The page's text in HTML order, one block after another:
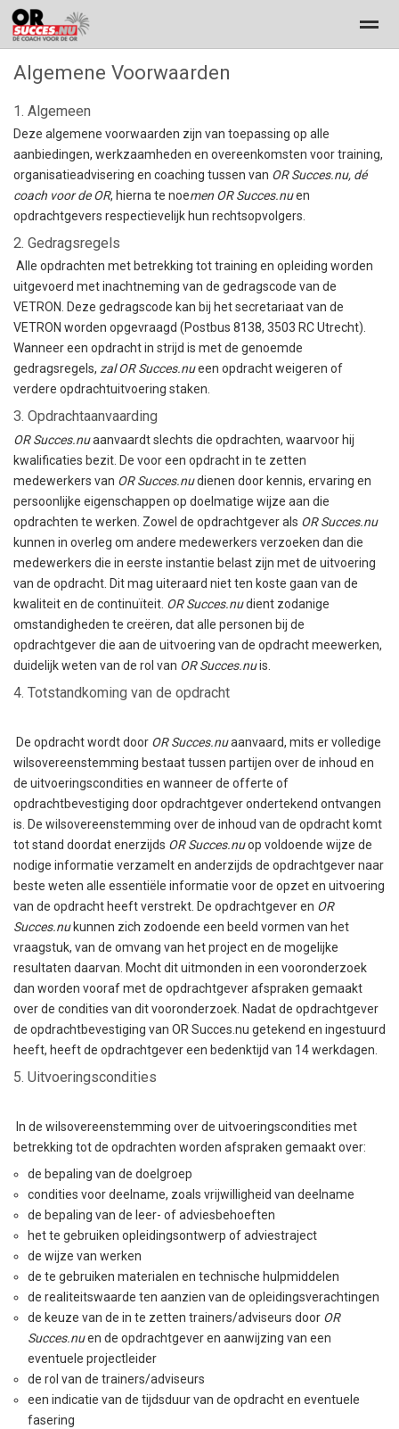
Dé coach voor de OR workscouncil
Home Nieuws Pagina's Bellen
Algemene Voorwaarden
1. Algemeen
Deze algemene voorwaarden zijn van toepassing op alle
aanbiedingen, werkzaamheden en overeenkomsten voor training,
organisatieadvisering en coaching tussen van OR Succes.nu, dé
coach voor de OR, hierna te noemen OR Succes.nuen
opdrachtgevers respectievelijk hun rechtsopvolgers.
2. Gedragsregels
Alle opdrachten met betrekking tot training en opleiding worden
uitgevoerd met inachtneming van de gedragscode van de
VETRON. Deze gedragscode kan bij het secretariaat van de
VETRON worden opgevraagd (Postbus 8138, 3503 RC Utrecht).
Wanneer een opdracht in strijd is met de genoemde
gedragsregels, zal OR Succes.nueen opdracht weigeren of
verdere opdrachtuitvoering staken.
3. Opdrachtaanvaarding
OR Succes.nuaanvaardt slechts die opdrachten, waarvoor hij
kwalificaties bezit. De voor een opdracht in te zetten
medewerkers van OR Succes.nudienen door kennis, ervaring en
persoonlijke eigenschappen op doelmatige wijze aan die
opdrachten te werken. Zowel de opdrachtgever als OR Succes.nu
kunnen in overleg om andere medewerkers verzoeken dan die
medewerkers die in eerste instantie belast zijn met de uitvoering
van de opdracht. Dit mag uiteraard niet ten koste gaan van de
kwaliteit en de continuïteit. OR Succes.nudient zodanige
omstandigheden te creëren, dat alle personen bij de
opdrachtgever die aan de uitvoering van de opdracht meewerken,
duidelijk weten van de rol van OR Succes.nuis.
4. Totstandkoming van de opdracht
De opdracht wordt door OR Succes.nuaanvaard, mits er volledige
wilsovereenstemming bestaat tussen partijen over de inhoud en
de uitvoeringscondities en wanneer de offerte of
opdrachtbevestiging door opdrachtgever ondertekend ontvangen
is. De wilsovereenstemming over de inhoud van de opdracht komt
tot stand doordat enerzijds OR Succes.nuop voldoende wijze de
nodige informatie verzamelt en anderzijds de opdrachtgever naar
beste weten alle essentiële informatie voor de opzet en uitvoering
van de opdracht heeft verstrekt. De opdrachtgever en OR
Succes.nukunnen zich zodoende een beeld vormen van het
vraagstuk, van de omvang van het project en de mogelijke
resultaten daarvan. Mocht dit uitmonden in een vooronderzoek
dan worden vooraf met de opdrachtgever afspraken gemaakt
over de condities van dit vooronderzoek. Nadat de opdrachtgever
de opdrachtbevestiging van OR Succes.nu getekend en ingestuurd
heeft, heeft de opdrachtgever een bedenktijd van 14 werkdagen.
5. Uitvoeringscondities
In de wilsovereenstemming over de uitvoeringscondities met
betrekking tot de opdrachten worden afspraken gemaakt over:
de bepaling van de doelgroep
condities voor deelname, zoals vrijwilligheid van deelname
de bepaling van de leer- of adviesbehoeften
het te gebruiken opleidingsontwerp of adviestraject
de wijze van werken
de te gebruiken materialen en technische hulpmiddelen
de realiteitswaarde ten aanzien van de opleidingsverachtingen
de keuze van de in te zetten trainers/adviseurs door OR
Succes.nuen de opdrachtgever en aanwijzing van een
eventuele projectleider
de rol van de trainers/adviseurs
een indicatie van de tijdsduur van de opdracht en eventuele
fasering